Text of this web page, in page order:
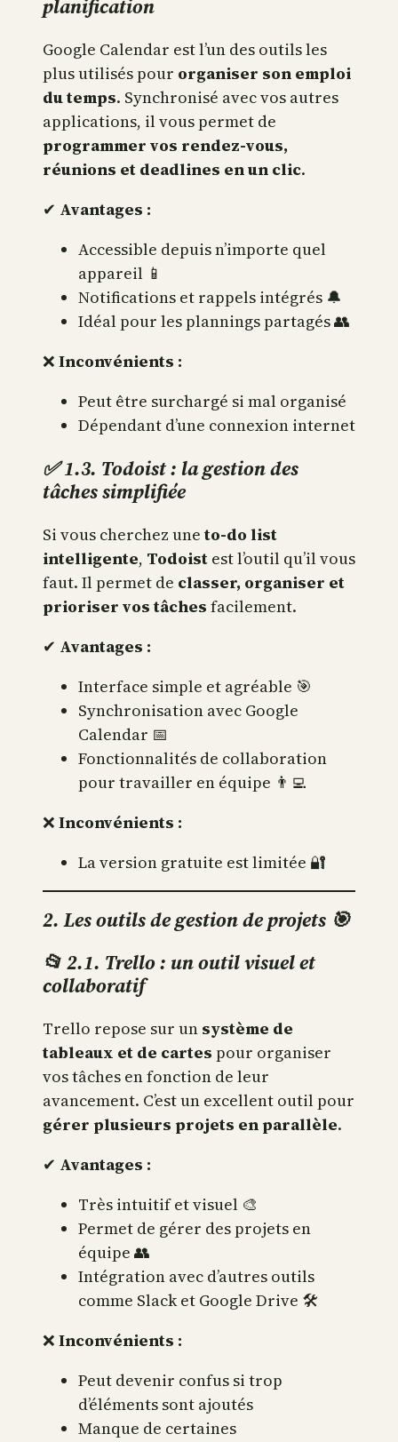
planification
Google Calendar est l’un des outils les
plus utilisés pour organiser son emploi
du temps. Synchronisé avec vos autres
applications, il vous permet de
programmer vos rendez-vous,
réunions et deadlines en un clic.
✔ Avantages :
Accessible depuis n’importe quel
appareil 📱
Notifications et rappels intégrés 🔔
Idéal pour les plannings partagés 👥
❌ Inconvénients :
Peut être surchargé si mal organisé
Dépendant d’une connexion internet
✅ 1.3. Todoist : la gestion des
tâches simplifiée
Si vous cherchez uneto-do list
intelligente, Todoist est l’outil qu’il vous
faut. Il permet de classer, organiser et
prioriser vos tâches facilement.
✔ Avantages :
Interface simple et agréable 🎯
Synchronisation avec Google
Calendar 📅
Fonctionnalités de collaboration
pour travailler en équipe 👨‍💻
❌ Inconvénients :
La version gratuite est limitée 🔐
2. Les outils de gestion de projets 🎯
📂 2.1. Trello : un outil visuel et
collaboratif
Trello repose sur un système de
tableaux et de cartes pour organiser
vos tâches en fonction de leur
avancement. C’est un excellent outil pour
gérer plusieurs projets en parallèle.
✔ Avantages :
Très intuitif et visuel 🎨
Permet de gérer des projets en
équipe 👥
Intégration avec d’autres outils
comme Slack et Google Drive 🛠
❌ Inconvénients :
Peut devenir confus si trop
d’éléments sont ajoutés
Manque de certaines